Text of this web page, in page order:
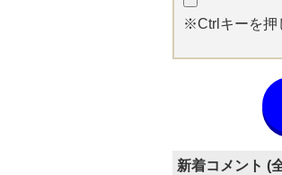
※Ctrlキーを押
新着コメント (